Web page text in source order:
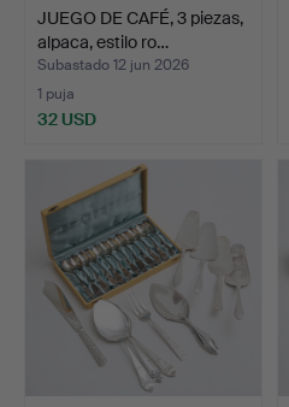
JUEGO DE CAFÉ, 3 piezas,
alpaca, estilo ro…
Subastado 12 jun 2026
1 puja
32 USD